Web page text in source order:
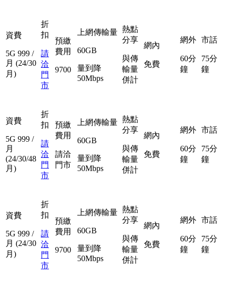
資費
5G 999 /
月 (24/30
月)
折
扣
請
洽
門
市
預繳
費用
9700
上網傳輸量
60GB
量到降
50Mbps
熱點
分享
與傳
輸量
併計
網內
免費
網外
60分
鐘
市話
75分
鐘
資費
5G 999 /
月
(24/30/48
月)
折
扣
請
洽
門
市
預繳
費用
請洽
門市
上網傳輸量
60GB
量到降
50Mbps
熱點
分享
與傳
輸量
併計
網內
免費
網外
60分
鐘
市話
75分
鐘
資費
5G 999 /
月 (24/30
月)
折
扣
請
洽
門
市
預繳
費用
9700
上網傳輸量
60GB
量到降
50Mbps
熱點
分享
與傳
輸量
併計
網內
免費
網外
60分
鐘
市話
75分
鐘